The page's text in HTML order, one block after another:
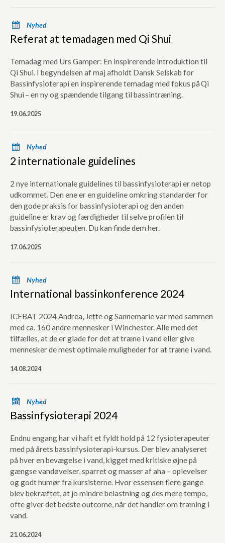
x Nyhed
Referat at temadagen med Qi Shui
Temadag med Urs Gamper: En inspirerende introduktion til
Qi Shui. I begyndelsen af maj afholdt Dansk Selskab for
Bassinfysioterapi en inspirerende temadag med fokus på Qi
Shui – en ny og spændende tilgang til bassintræning.
19.06.2025
x Nyhed
2 internationale guidelines
2 nye internationale guidelines til bassinfysioterapi er netop
udkommet. Den ene er en guideline omkring standarder for
den gode praksis for bassinfysioterapi og den anden
guideline er krav og færdigheder til selve profilen til
bassinfysioterapeuten. Du kan finde dem her.
17.06.2025
x Nyhed
International bassinkonference 2024
ICEBAT 2024 Andrea, Jette og Sannemarie var med sammen
med ca. 160 andre mennesker i Winchester. Alle med det
tilfælles, at de er glade for det at træne i vand eller give
mennesker de mest optimale muligheder for at træne i vand.
14.08.2024
x Nyhed
Bassinfysioterapi 2024
Endnu engang har vi haft et fyldt hold på 12 fysioterapeuter
med på årets bassinfysioterapi-kursus. Der blev analyseret
på hver en bevægelse i vand, kigget med kritiske øjne på
gængse vandøvelser, sparret og masser af aha – oplevelser
og godt humør fra kursisterne. Hvor essensen flere gange
blev bekræftet, at jo mindre belastning og des mere tempo,
ofte giver det bedste outcome, når det handler om træning i
vand.
21.06.2024